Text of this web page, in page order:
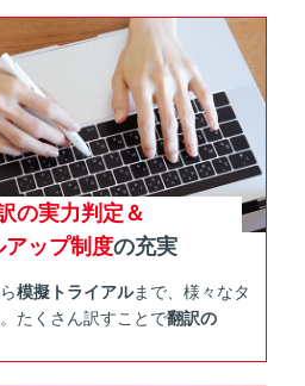
の実力判定＆
アップ制度の充実
模擬トライアルまで、様々なタ
たくさん訳すことで翻訳の